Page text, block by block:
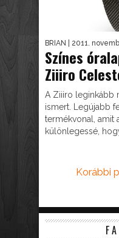
BRIAN | 2011.
Színes
Ziiiro
A Ziiiro leginkább
ismert. Legújabb
termékvonal, amit
különlegessé,
Korábbi